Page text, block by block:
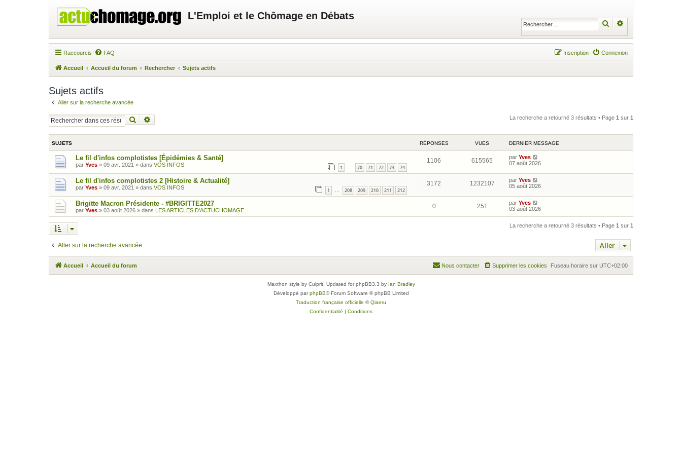
L'Emploi et le Chômage en Débats
Rechercher
Raccourcis FAQ Connexion
Inscription
Accueil Accueil du forum Rechercher Sujets actifs
Sujets actifs
Aller sur la recherche avancée
Rechercher La recherche a retourné 3 résultats • Page 1 sur 1
SUJETS RÉPONSES VUES DERNIER MESSAGE
Le fil d'infos complotistes [Épidémies & Santé]
par Yves » 09 avr. 2021 » dans VOS INFOS 1 70 71 72 73 74
1106 615565 par Yves
07 août 2026
Le fil d'infos complotistes 2 [Histoire & Actualité]
par Yves » 09 avr. 2021 » dans VOS INFOS 1 208 209 210 211 212
3172 1232107 par Yves
05 août 2026
Brigitte Macron Présidente - #BRIGITTE2027
par Yves » 03 août 2026 » dans LES ARTICLES D'ACTUCHOMAGE
0 251 par Yves
03 août 2026
La recherche a retourné 3 résultats • Page 1 sur 1
Aller sur la recherche avancée Aller
Accueil Accueil du forum Fuseau horaire sur UTC+02:00
Supprimer les cookies
Nous contacter
Maxthon style by Culprit. Updated for phpBB3.3 by Ian Bradley
Développé parphpBB® Forum Software © phpBB Limited
Traduction française officielle ©Qiaeru
Confidentialité | Conditions